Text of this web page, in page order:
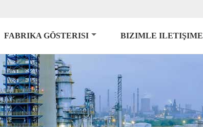
FABRIKA GÖSTERISI BIZIMLE